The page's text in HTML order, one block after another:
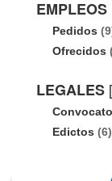
EMPLEOS
Pedidos
Ofrecidos
LEGALES
Edictos (6)